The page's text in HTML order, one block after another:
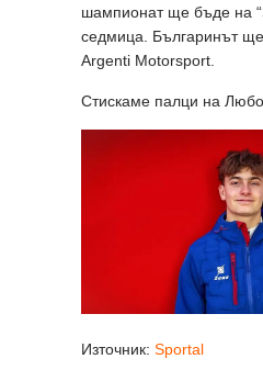
шампионат ще бъде на
седмица. Българинът
Argenti Motorsport.
Стискаме палци на
Източник: Sportal